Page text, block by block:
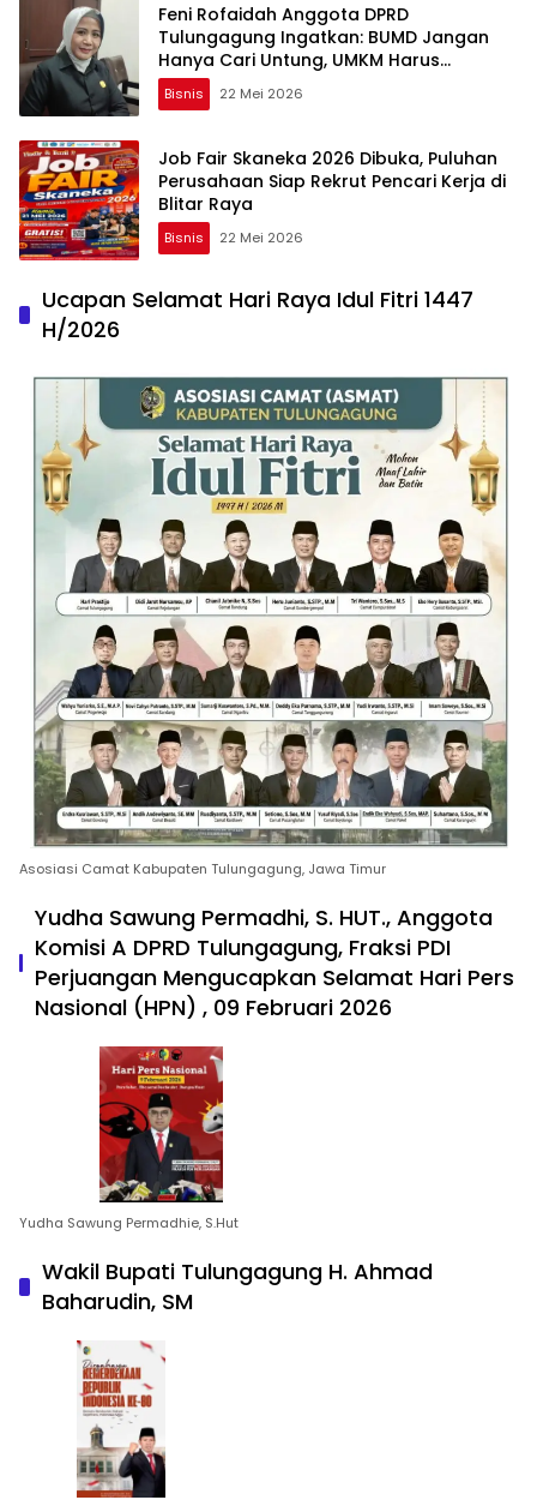
Feni Rofaidah Anggota DPRD
Tulungagung Ingatkan: BUMD Jangan
Hanya Cari Untung, UMKM Harus
Dilindungi
Bisnis 22 Mei 2026
Job Fair Skaneka 2026 Dibuka, Puluhan
Perusahaan Siap Rekrut Pencari Kerja di
Blitar Raya
Bisnis 22 Mei 2026
Ucapan Selamat Hari Raya Idul Fitri 1447
H/2026
Asosiasi Camat Kabupaten Tulungagung, Jawa Timur
Yudha Sawung Permadhi, S. HUT., Anggota
Komisi A DPRD Tulungagung, Fraksi PDI
Perjuangan Mengucapkan Selamat Hari Pers
Nasional (HPN) , 09 Februari 2026
Yudha Sawung Permadhie, S.Hut
Wakil Bupati Tulungagung H. Ahmad
Baharudin, SM